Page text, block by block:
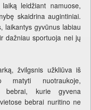
leidžiant namuose,
skaidrina augintiniai.
laikantys gyvūnus labiau
dažniau sportuoja nei jų
žvilgsnis užkliūva iš
matyti nuotraukoje,
bebrai, kurie gyvena
bebrai nuritino ne